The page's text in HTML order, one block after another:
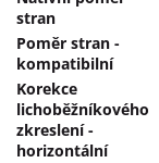
stran
Poměr stran -
kompatibilní
Korekce
lichoběžníkového
zkreslení -
horizontální